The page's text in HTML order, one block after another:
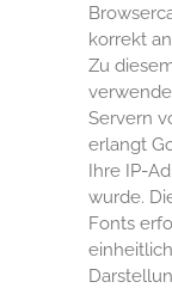
korrekt
Zu
Servern
erlangt
Ihre IP-
wurde.
Fonts